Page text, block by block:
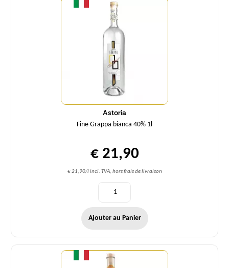
Astoria
Fine Grappa bianca 40% 1l
€ 21,90
€ 21,90/l incl. TVA, hors frais de livraison
Ajouter au Panier
Quantité